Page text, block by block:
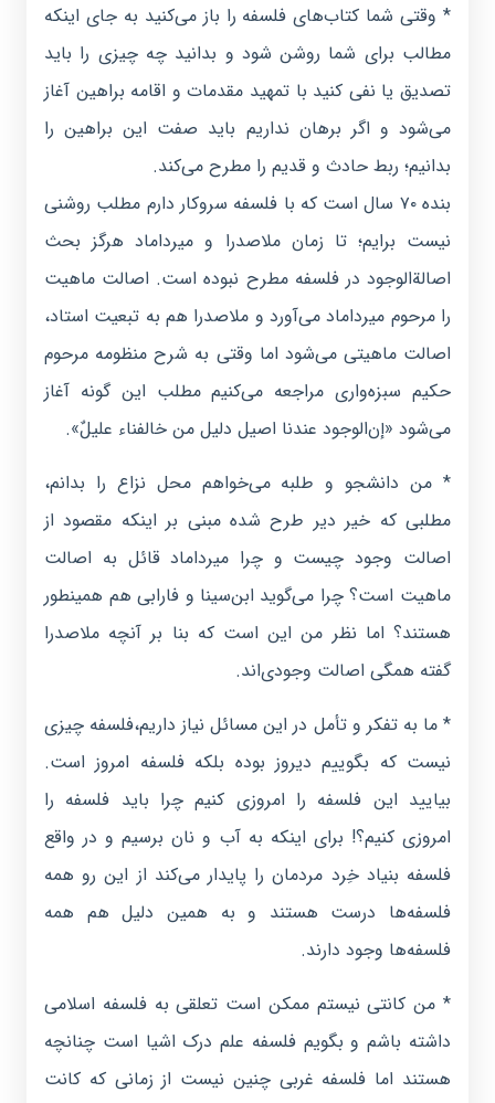
* وقتی شما کتاب‌های فلسفه را باز می‌کنید به جای اینکه
مطالب برای شما روشن شود و بدانید چه چیزی را باید
تصدیق یا نفی کنید با تمهید مقدمات و اقامه براهین آغاز
می‌شود و اگر برهان نداریم باید صفت این براهین را
بدانیم؛ ربط حادث و قدیم را مطرح می‌کند.
بنده ۷۰ سال است که با فلسفه سروکار دارم مطلب روشنی
نیست برایم؛ تا زمان ملاصدرا و میرداماد هرگز بحث
اصالةالوجود در فلسفه مطرح نبوده است. اصالت ماهیت
را مرحوم میرداماد می‌آورد و ملاصدرا هم به تبعیت استاد،
اصالت ماهیتی می‌شود اما وقتی به شرح منظومه مرحوم
حکیم سبزه‌واری مراجعه می‌کنیم مطلب این گونه آغاز
می‌شود «إن‌الوجود عندنا اصیل دلیل من خالفنا‌ء علیلٌ».
* من دانشجو و طلبه می‌خواهم محل نزاع را بدانم،
مطلبی که خیر دیر طرح شده مبنی بر اینکه مقصود از
اصالت وجود چیست و چرا میرداماد قائل به اصالت
ماهیت است؟ چرا می‌گوید ابن‌سینا و فارابی هم همینطور
هستند؟ اما نظر من این است که بنا بر آنچه ملاصدرا
گفته همگی اصالت وجودی‌اند.
* ما به تفکر و تأمل در این مسائل نیاز داریم،‌فلسفه چیزی
نیست که بگوییم دیروز بوده بلکه فلسفه امروز است.
بیایید این فلسفه را امروزی کنیم چرا باید فلسفه را
امروزی کنیم؟! برای اینکه به آب و نان برسیم و در واقع
فلسفه بنیاد خِرد مردمان را پایدار می‌کند از این رو همه
فلسفه‌ها درست هستند و به همین دلیل هم همه
فلسفه‌ها وجود دارند.
* من کانتی نیستم ممکن است تعلقی به فلسفه اسلامی
داشته باشم و بگویم فلسفه علم درک اشیا است چنانچه
هستند اما فلسفه غربی چنین نیست از زمانی که کانت